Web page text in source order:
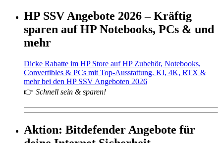
HP SSV Angebote 2026 – Kräftig
sparen auf HP Notebooks, PCs & und
mehr
Dicke Rabatte im HP Store auf HP Zubehör, Notebooks,
Convertibles & PCs mit Top-Ausstattung. KI, 4K, RTX &
mehr bei den HP SSV Angeboten 2026
👉 Schnell sein & sparen!
Aktion: Bitdefender Angebote für